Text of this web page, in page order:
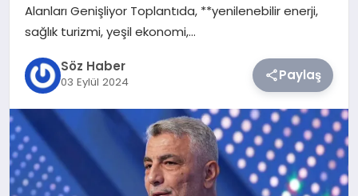
YAŞAM
Alanları Genişliyor Toplantıda, **yenilenebilir enerji,
sağlık turizmi, yeşil ekonomi,…
Söz Haber
03 Eylül 2024 Paylaş